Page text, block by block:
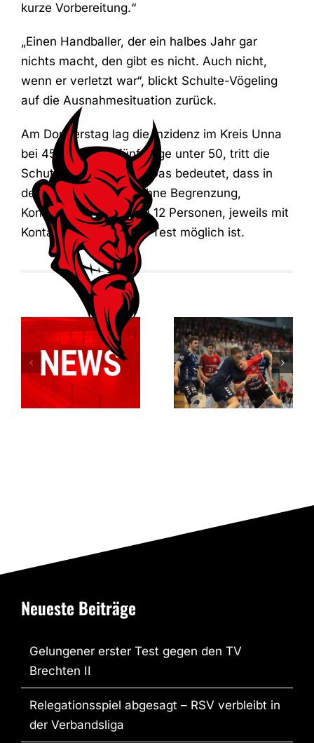
kurze Vorbereitung.“
„Einen Handballer, der ein halbes Jahr gar
nichts macht, den gibt es nicht. Auch nicht,
wenn er verletzt war“, blickt Schulte-Vögeling
auf die Ausnahmesituation zurück.
Am Donnerstag lag die Inzidenz im Kreis Unna
bei 45. Bleibt sie fünf Tage unter 50, tritt die
Schutzstufe 2 in Kraft. Das bedeutet, dass in
der Halle kontaktfrei ohne Begrenzung,
Kontaktsport mit bis zu 12 Personen, jeweils mit
Kontaktverfolgung und Test möglich ist.
Relegationsspiel
abgesagt –
RSV verbleibt
in der
Verbandsliga
Dortmund
entreißt dem
RSV
Altenbögge
die
Neueste Beiträge
Gelungener erster Test gegen den TV
Brechten II
Relegationsspiel abgesagt – RSV verbleibt in
der Verbandsliga